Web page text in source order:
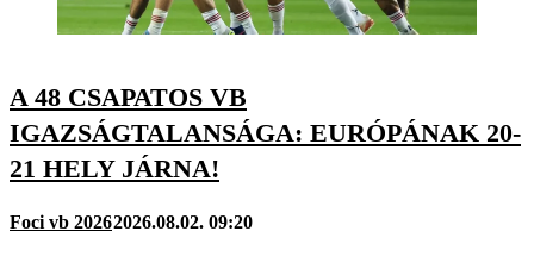
A 48 CSAPATOS VB
IGAZSÁGTALANSÁGA: EURÓPÁNAK 20-
21 HELY JÁRNA!
Foci vb 20262026.08.02. 09:20